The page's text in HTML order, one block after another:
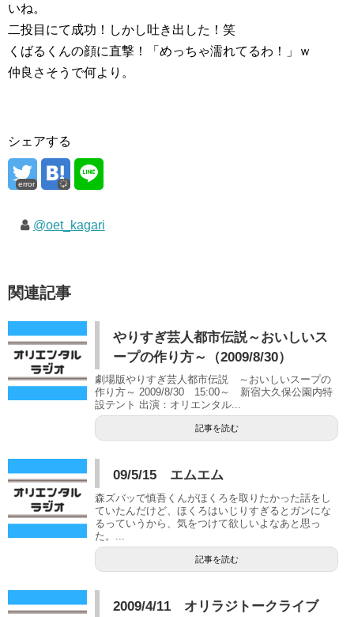
いね。
二投目にて成功！しかし吐き出した！笑
くばるくんの顔に直撃！「めっちゃ濡れてるわ！」ｗ
仲良さそうで何より。
シェアする
error
@oet_kagari
関連記事
やりすぎ芸人都市伝説～おいしいス
ープの作り方～（2009/8/30）
劇場版やりすぎ芸人都市伝説 ～おいしいスープの
作り方～ 2009/8/30 15:00～ 新宿大久保公園内特
設テント 出演：オリエンタル...
記事を読む
09/5/15 エムエム
森ズバッで慎吾くんがほくろを取りたかった話をし
ていたんだけど、ほくろはいじりすぎるとガンにな
るっていうから、気をつけて欲しいよなあと思っ
た。...
記事を読む
2009/4/11 オリラジトークライブ